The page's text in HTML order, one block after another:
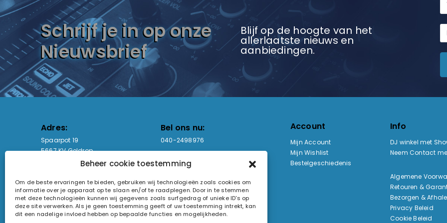
Beheer cookie toestemming
Om de beste ervaringen te bieden, gebruiken wij technologieën zoals cookies om
informatie over je apparaat op te slaan en/of te raadplegen. Door in te stemmen
met deze technologieën kunnen wij gegevens zoals surfgedrag of unieke ID's op
deze site verwerken. Als je geen toestemming geeft of uw toestemming intrekt, kan
dit een nadelige invloed hebben op bepaalde functies en mogelijkheden.
Schrijf je in op onze
Nieuwsbrief
Blijf op de hoogte van het
allerlaatste nieuws en
aanbiedingen.
Adres:
Spaarpot 19
5667 KV Geldrop
Bel ons nu:
040-2498976
sales@lightandsound.store
Openingstijden:
Ma - Vr: 09:00-17:00
Za: Enkel op afspraak
KvK-nummer: 60857196
Btw-nummer: NL854090368B01
Account
Mijn Account
Mijn Wishlist
Bestelgeschiedenis
Info
DJ winkel met
Neem Contact
Algemene
Retouren &
Bezorgen &
Privacy Beleid
Cookie Beleid